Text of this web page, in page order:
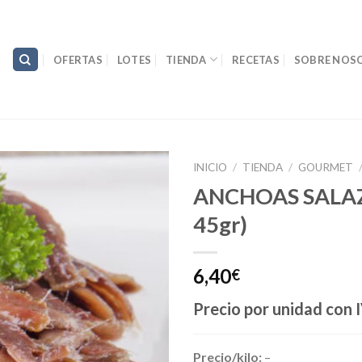
OFERTAS LOTES TIENDA RECETAS SOBRE
INICIO / TIENDA / GOURMET
ANCHOAS
45gr)
6,40€
Precio por unidad con
Precio/kilo: –